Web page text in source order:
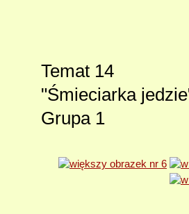
Temat 14
"Śmieciarka
Grupa 1